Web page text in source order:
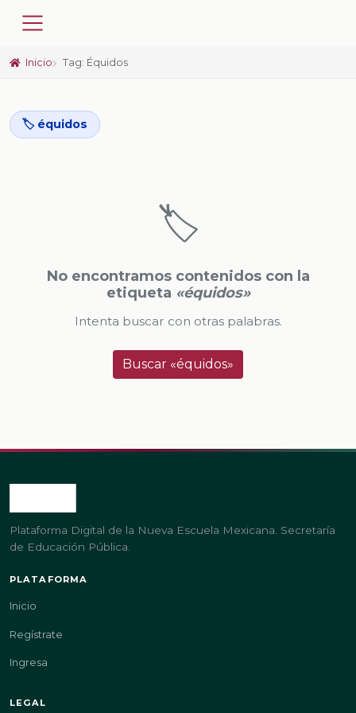
Inicio Tag: Équidos
🏷️ équidos
🏷️
No encontramos contenidos con la
etiqueta «équidos»
Intenta buscar con otras palabras.
Buscar «équidos»
Plataforma Digital de la Nueva Escuela Mexicana. Secretaría
de Educación Pública.
PLATAFORMA
Inicio
Regístrate
Ingresa
LEGAL